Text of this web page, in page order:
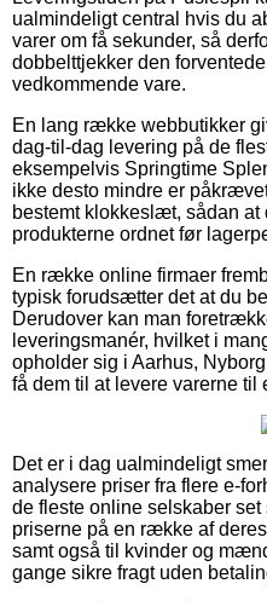
ualmindeligt central hvis du
varer om få sekunder, så
dobbelttjekker den
vedkommende vare.
En lang række webbutikker
dag-til-dag levering på de
eksempelvis Springtime
ikke desto mindre er
bestemt klokkeslæt, sådan at
produkterne ordnet før
En række online firmaer
typisk forudsætter det at du
Derudover kan man
leveringsmanér, hvilket i
opholder sig i Aarhus,
få dem til at levere varerne til
Det er i dag ualmindeligt
analysere priser fra flere e-
de fleste online selskaber
priserne på en række af
samt også til kvinder og
gange sikre fragt uden